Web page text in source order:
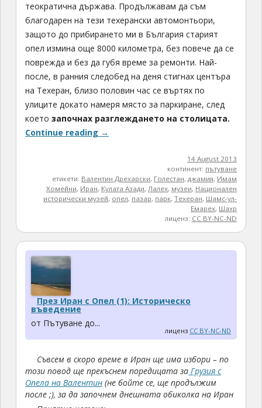
теократична държава. Продължавам да съм
благодарен на тези техерански автомонтьори,
защото до прибирането ми в България старият
опел измина още 8000 километра, без повече да се
поврежда и без да губя време за ремонти. Най-
после, в ранния следобед на деня стигнах центъра
на Техеран, близо половин час се въртях по
улиците докато намеря място за паркиране, след
което започнах разглеждането на столицата.
Continue reading →
14 August 2013
континент: пътуване
етикети: Валентин Дрехарски, Голестан,джамия, Имам
Хомейни, Иран, Кулата Азади,Лалех, музеи, Национален
исторически музей, опел, пазар, парк,Техеран, Шамс-ул-
Емарех, Шахр
лиценз: CC BY-NC-ND
През Иран с Опел (1): Историческо
въведение
от Пътуване до...
лиценз CC BY-NC-ND
Съвсем в скоро време в Иран ще има избори – по
този повод ще прекъснем поредицата заГрузия с
Опела на Валентин(не бойте се, ще продължим
после ;), за да започнем днешната обиколка на Иран